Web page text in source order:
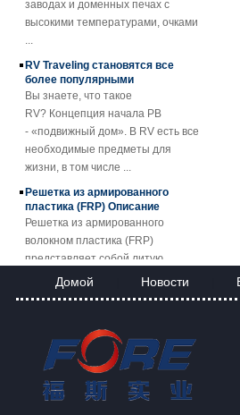
барабана
армированный
стекловолокном
армированный
Кровельный лист
SMC BMC
Fiberglass Resin
Composite FRP
Manhole Cover
высокими температурами, очками
...
более популярными
Вы знаете, что такое
RV? Концепция начала РВ
- «подвижный дом». В RV есть все
необходимые предметы для
жизни, в том числе ...
пластика (FRP) Описание
Решетка из армированного
волокном пластика (FRP)
представляет собой литую
пластико...
FRP Sheet & Panel Project
Благодаря отличным свойствам
решеток FRP они заменяют
углеродистую сталь, нержаве...
FORE PP Sheet для резервуаров
FORE PP Sheet для резервуаров
Домой Новости